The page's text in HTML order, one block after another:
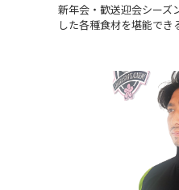
新年会・歓送迎会シーズ
した各種食材を堪能でき